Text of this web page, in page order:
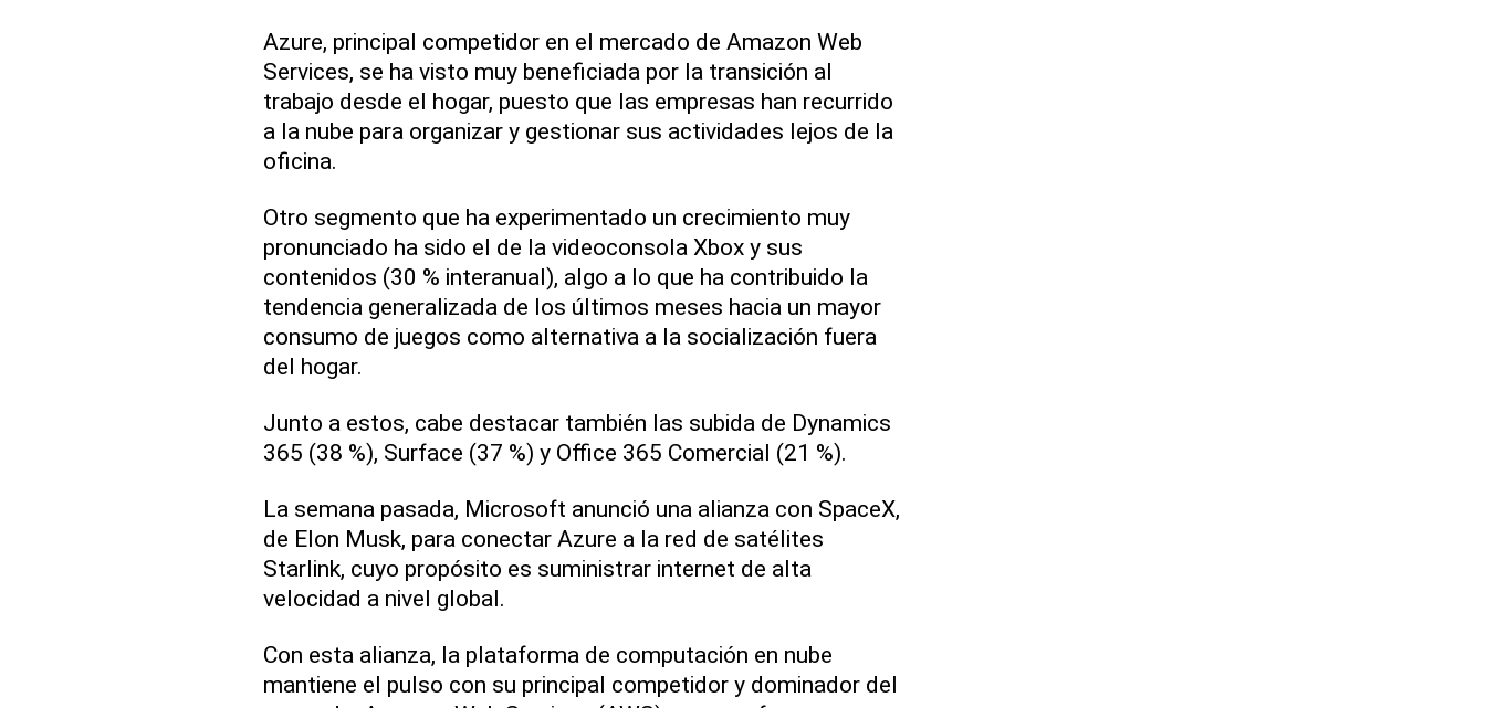
Azure, principal competidor en el mercado de Amazon Web
Services, se ha visto muy beneficiada por la transición al
trabajo desde el hogar, puesto que las empresas han recurrido
a la nube para organizar y gestionar sus actividades lejos de la
oficina.
Otro segmento que ha experimentado un crecimiento muy
pronunciado ha sido el de la videoconsola Xbox y sus
contenidos (30 % interanual), algo a lo que ha contribuido la
tendencia generalizada de los últimos meses hacia un mayor
consumo de juegos como alternativa a la socialización fuera
del hogar.
Junto a estos, cabe destacar también las subida de Dynamics
365 (38 %), Surface (37 %) y Office 365 Comercial (21 %).
La semana pasada, Microsoft anunció una alianza con SpaceX,
de Elon Musk, para conectar Azure a la red de satélites
Starlink, cuyo propósito es suministrar internet de alta
velocidad a nivel global.
Con esta alianza, la plataforma de computación en nube
mantiene el pulso con su principal competidor y dominador del